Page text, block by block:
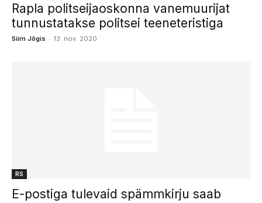
Rapla politseijaoskonna vanemuurijat
tunnustatakse politsei teeneteristiga
Siim Jõgis - 13. nov. 2020
RS
E-postiga tulevaid spämmkirju saab